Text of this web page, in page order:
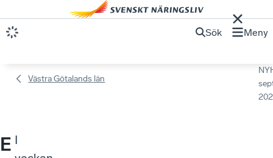
Sök Meny
Västra Götalands län
E I